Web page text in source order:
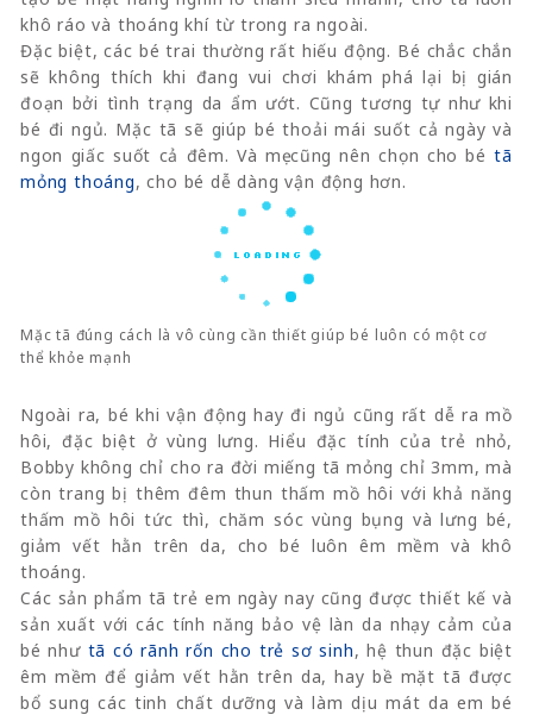
khô ráo và thoáng khí từ trong ra ngoài.
Đặc biệt, các bé trai thường rất hiếu động. Bé chắc chắn
sẽ không thích khi đang vui chơi khám phá lại bị gián
đoạn bởi tình trạng da ẩm ướt. Cũng tương tự như khi
bé đi ngủ. Mặc tã sẽ giúp bé thoải mái suốt cả ngày và
ngon giấc suốt cả đêm. Và mẹ cũng nên chọn cho bétã
mỏng thoáng, cho bé dễ dàng vận động hơn.
Mặc tã đúng cách là vô cùng cần thiết giúp bé luôn có một cơ
thể khỏe mạnh
Ngoài ra, bé khi vận động hay đi ngủ cũng rất dễ ra mồ
hôi, đặc biệt ở vùng lưng. Hiểu đặc tính của trẻ nhỏ,
Bobby không chỉ cho ra đời miếng tã mỏng chỉ 3mm, mà
còn trang bị thêm đêm thun thấm mồ hôi với khả năng
thấm mồ hôi tức thì, chăm sóc vùng bụng và lưng bé,
giảm vết hằn trên da, cho bé luôn êm mềm và khô
thoáng.
Các sản phẩm tã trẻ em ngày nay cũng được thiết kế và
sản xuất với các tính năng bảo vệ làn da nhạy cảm của
bé như tã có rãnh rốn cho trẻ sơ sinh, hệ thun đặc biệt
êm mềm để giảm vết hằn trên da, hay bề mặt tã được
bổ sung các tinh chất dưỡng và làm dịu mát da em bé